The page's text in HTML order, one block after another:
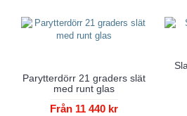
Parytterdörr 21 graders slät
med runt glas
Från 11 440 kr